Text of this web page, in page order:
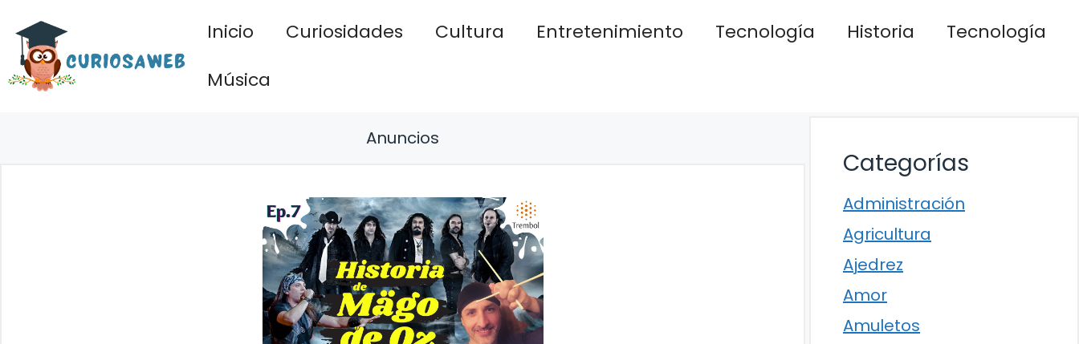
contenido
Inicio Curiosidades Cultura Entretenimiento Tecnología Historia
Tecnología
Música
Anuncios
Categorías
Administración
Agricultura
Ajedrez
Amor
Amuletos